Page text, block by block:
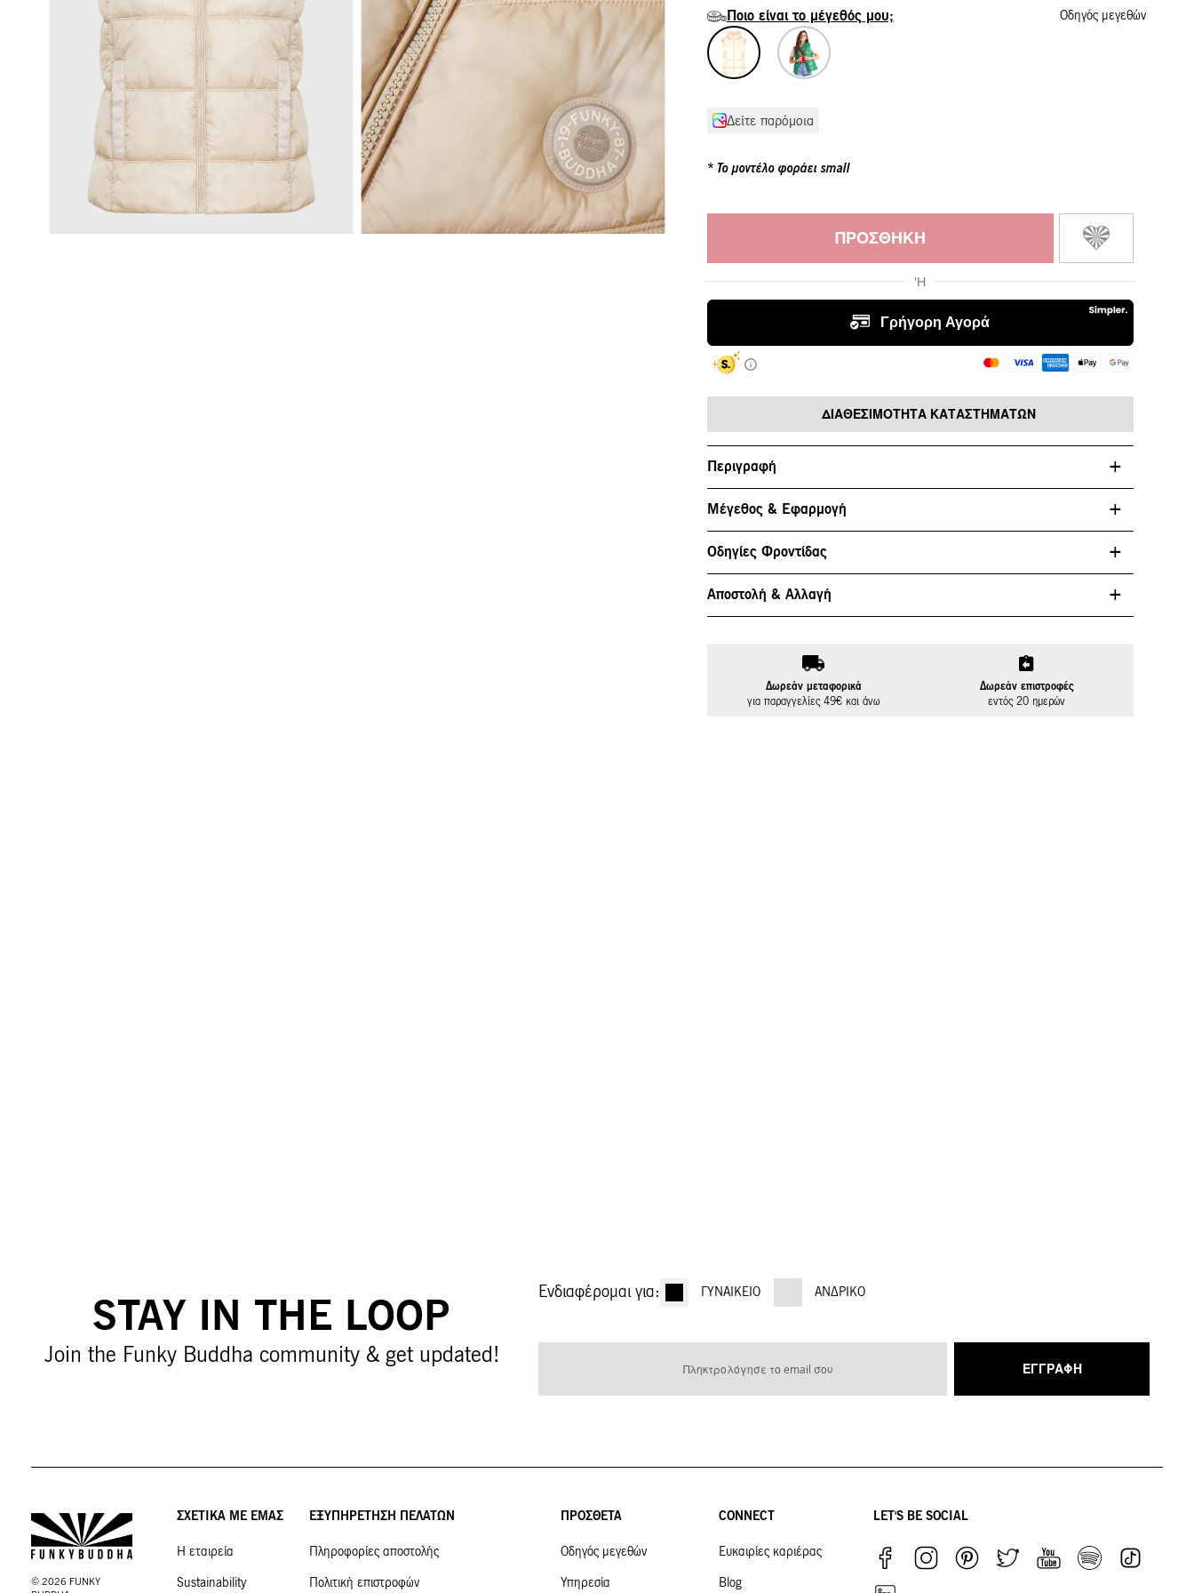
Ποιο είναι το μέγεθός μου; Οδηγός μεγεθών
Δείτε παρόμοια
Το μοντέλο φοράει small
ΠΡΟΣΘΉΚΗ
ΔΙΑΘΕΣΙΜΌΤΗΤΑ ΚΑΤΑΣΤΗΜΆΤΩΝ
Περιγραφή
Μέγεθος & Εφαρμογή
Οδηγίες Φροντίδας
Αποστολή & Αλλαγή
Δωρεάν μεταφορικά
για παραγγελίες 49€ και άνω
Δωρεάν επιστροφές
εντός 20 ημερών
STAY IN THE LOOP
Join the Funky Buddha community & get updated!
Ενδιαφέρομαι για: ΓΥΝΑΙΚΕΊΟ ΑΝΔΡΙΚΌ
ΕΓΓΡΑΦΉ
© 2026 FUNKY
ΣΧΕΤΙΚΑ ΜΕ ΕΜΑΣ
Η εταιρεία
Sustainability
ΕΞΥΠΗΡΕΤΗΣΗ ΠΕΛΑΤΩΝ
Πληροφορίες αποστολής
Πολιτική επιστροφών
ΠΡΟΣΘΕΤΑ
Οδηγός μεγεθών
Υπηρεσία
CONNECT
Ευκαιρίες καριέρας
Blog
LET'S BE SOCIAL